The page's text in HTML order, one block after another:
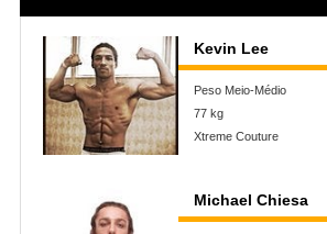
Kevin Lee
Peso Meio-Médio
77 kg
Xtreme Couture
Michael Chiesa